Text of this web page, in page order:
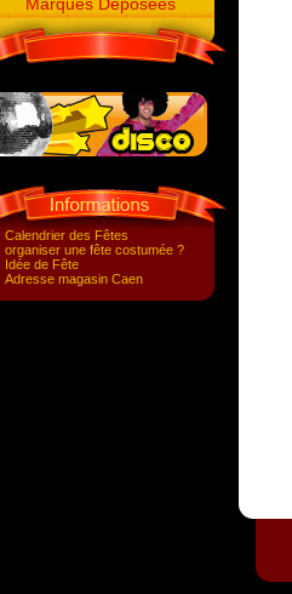
Calendrier des Fêtes
organiser une fête costumée ?
Idée de Fête
Adresse magasin Caen